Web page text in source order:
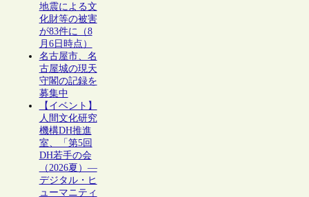
地震による文
化財等の被害
が83件に（8
月6日時点）
名古屋市、名
古屋城の現天
守閣の記録を
募集中
【イベント】
人間文化研究
機構DH推進
室、「第5回
DH若手の会
（2026夏）―
デジタル・ヒ
ューマニティ